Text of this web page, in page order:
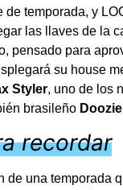
temporada, y
las llaves de la
pensado para
su house
Styler, uno de los
brasileño Doozie
recordar
de una temporada